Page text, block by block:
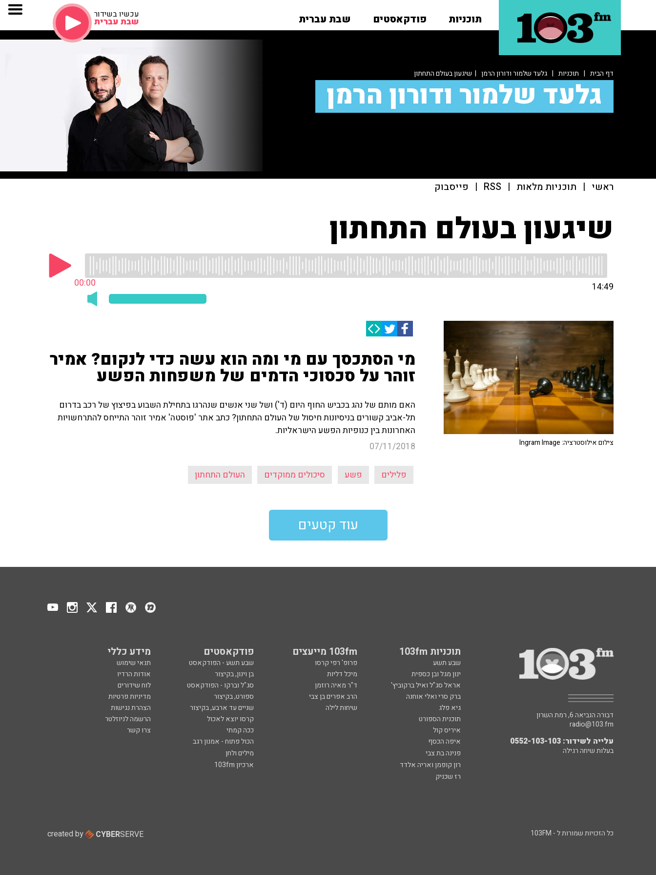
תוכניות פודקאסטים שבת עברית עכשיו בשידור
שבת עברית
דף הבית | תוכניות | גלעד שלמור ודורון הרמן | שיגעון בעולם התחתון
גלעד שלמור ודורון הרמן
ראשי | תוכניות מלאות |
RSS
| פייסבוק
שיגעון בעולם התחתון
00:00 14:49
מי הסתכסך עם מי ומה הוא עשה כדי לנקום? אמיר
זוהר על סכסוכי הדמים של משפחות הפשע
האם מותם של נהג בכביש החוף היום (ד') ושל שני אנשים שנהרגו בתחילת השבוע בפיצוץ של רכב בדרום
תל-אביב קשורים בניסיונות חיסול של העולם התחתון? כתב אתר 'פוסטה' אמיר זוהר התייחס להתרחשויות
האחרונות בין כנופיות הפשע הישראליות.
07/11/2018
פלילים פשע סיכולים ממוקדים העולם התחתון
צילום אילוסטרציה: Ingram Image
עוד קטעים
תוכניות 103fm 103fm מייעצים פודקאסטים מידע כללי
שבע תשע פרופ' רפי קרסו שבע תשע - הפודקאסט
תנאי שימוש
ינון מגל ובן כספית
מיכל דליות בן וינון, בקיצור
אודות הרדיו
אראל סג"ל ואיל ברקוביץ'
ד"ר מאיה רוזמן סג"ל וברקו - הפודקאסט
לוח שידורים
ברק סרי ואלי אוחנה
הרב אפרים בן צבי ספורט, בקיצור
מדיניות פרטיות
גיא פלג
שיחות לילה שניים עד ארבע, בקיצור
הצהרת נגישות
תוכנית הספורט
קרסו יוצא לאכול
הרשמה לניוזלטר
איריס קול
ככה קמתי
צרו קשר
איפה הכסף
הכול פתוח - אמנון רגב
פנינה בת צבי
מילים ולחן
רון קופמן ואריה אלדד
ארכיון 103fm
רז שכניק
דבורה הנביאה 6, רמת השרון
radio@103.fm
עלייה לשידור: 0552-103-103
בעלות שיחה רגילה
כל הזכויות שמורות ל - 103FM created by CYBERSERVE